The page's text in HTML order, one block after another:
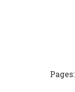
Pages: